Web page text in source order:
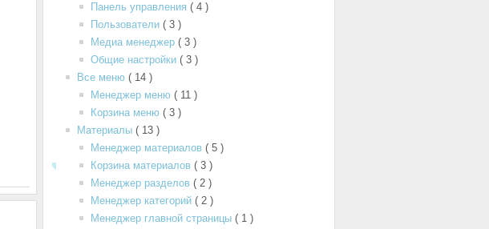
Панель управления ( 4 )
Пользователи ( 3 )
Медиа менеджер ( 3 )
Общие настройки ( 3 )
Все меню ( 14 )
Менеджер меню ( 11 )
Корзина меню ( 3 )
Материалы ( 13 )
Менеджер материалов ( 5 )
Корзина материалов ( 3 )
Менеджер разделов ( 2 )
Менеджер категорий ( 2 )
Менеджер главной страницы ( 1 )